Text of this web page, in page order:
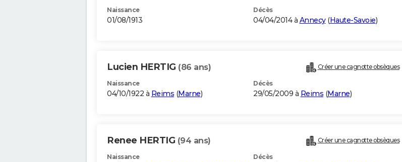
Naissance
01/08/1913
Décès
04/04/2014 à Annecy(Haute-Savoie)
Lucien HERTIG (86 ans) Créer une cagnotte obsèques
Naissance
04/10/1922 à Reims (Marne)
Décès
29/05/2009 à Reims (Marne)
Renee HERTIG (94 ans) Créer une cagnotte obsèques
Naissance Décès